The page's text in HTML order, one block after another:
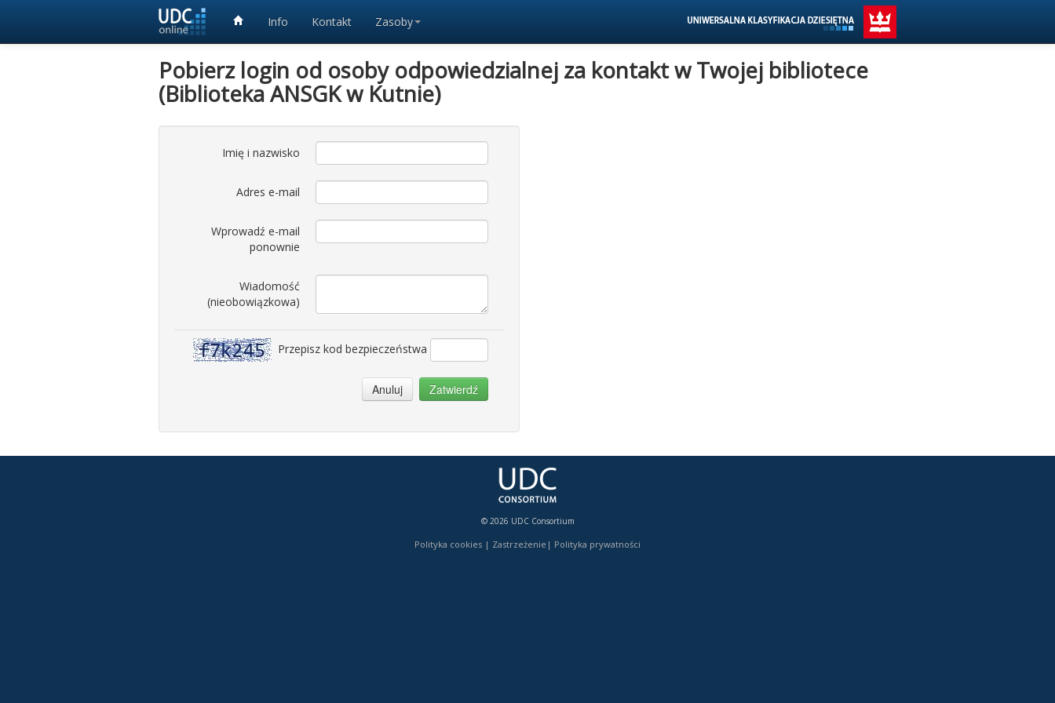
Info Kontakt Zasoby
Pobierz login od osoby odpowiedzialnej za kontakt w Twojej bibliotece
(Biblioteka ANSGK w Kutnie)
Imię i nazwisko
Adres e-mail
Wprowadź e-mail
ponownie
Wiadomość
(nieobowiązkowa)
Przepisz kod bezpieczeństwa
Anuluj Zatwierdź
© 2026 UDC Consortium
Polityka cookies | Zastrzeżenie | Polityka prywatności